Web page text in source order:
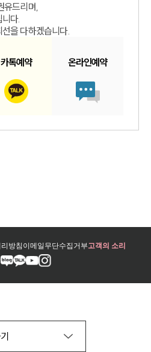
유드리며,
다.
을 다하겠습니다.
카톡예약 온라인예약
방침이메일무단수집거부고객의 소리